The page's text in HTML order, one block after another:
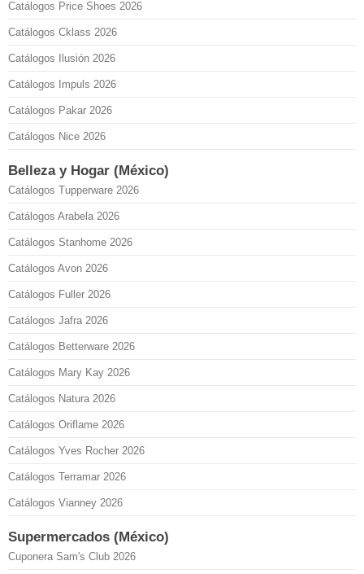
Catálogos Price Shoes 2026
Catálogos Cklass 2026
Catálogos Ilusión 2026
Catálogos Impuls 2026
Catálogos Pakar 2026
Catálogos Nice 2026
Belleza y Hogar (México)
Catálogos Tupperware 2026
Catálogos Arabela 2026
Catálogos Stanhome 2026
Catálogos Avon 2026
Catálogos Fuller 2026
Catálogos Jafra 2026
Catálogos Betterware 2026
Catálogos Mary Kay 2026
Catálogos Natura 2026
Catálogos Oriflame 2026
Catálogos Yves Rocher 2026
Catálogos Terramar 2026
Catálogos Vianney 2026
Supermercados (México)
Cuponera Sam's Club 2026